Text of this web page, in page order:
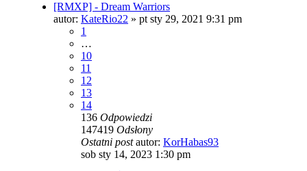
[RMXP] - Dream Warriors
autor: KateRio22 » pt sty 29, 2021 9:31 pm
1
…
10
11
12
13
14
136 Odpowiedzi
147419 Odsłony
Ostatni postautor: KorHabas93
sob sty 14, 2023 1:30 pm